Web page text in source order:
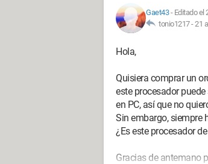
Gaet43- Editado el
tonio1217 -21
Hola,
Quisiera comprar un
este procesador
en PC, así que no
Sin embargo, siempre
¿Es este procesador
Gracias de antemano